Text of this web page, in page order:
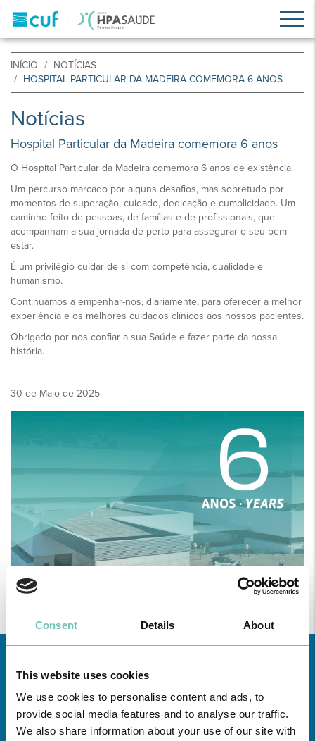
Consent Details About
This website uses cookies
We use cookies to personalise content and ads, to
provide social media features and to analyse our traffic.
We also share information about your use of our site with
INÍCIO
NOTÍCIAS
HOSPITAL PARTICULAR DA MADEIRA COMEMORA 6 ANOS
Notícias
Hospital Particular da Madeira comemora 6 anos
O Hospital Particular da Madeira comemora 6 anos de existência.
Um percurso marcado por alguns desafios, mas sobretudo por
momentos de superação, cuidado, dedicação e cumplicidade. Um
caminho feito de pessoas, de famílias e de profissionais, que
acompanham a sua jornada de perto para assegurar o seu bem-
estar.
É um privilégio cuidar de si com competência, qualidade e
humanismo.
Continuamos a empenhar-nos, diariamente, para oferecer a melhor
experiência e os melhores cuidados clínicos aos nossos pacientes.
Obrigado por nos confiar a sua Saúde e fazer parte da nossa
história.
30 de Maio de 2025